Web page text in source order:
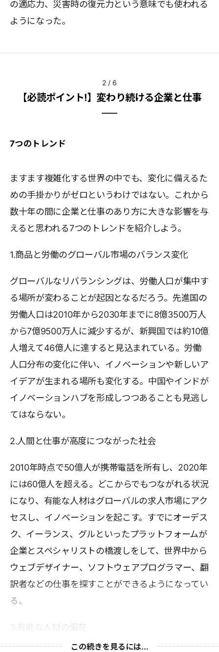
の適応力、災害時の復元力という意味でも使われる
ようになった。
2 / 6
【必読ポイント!】変わり続ける企業と仕事
7つのトレンド
ますます複雑化する世界の中でも、変化に備えるた
めの手掛かりがゼロというわけではない。これから
数十年の間に企業と仕事のあり方に大きな影響を与
えると思われる7つのトレンドを紹介しよう。
1.商品と労働のグローバル市場のバランス変化
グローバルなリバランシングは、労働人口が集中す
る場所が変わることが起因となるだろう。先進国の
労働人口は2010年から2030年までに8億3500万人
から7億9500万人に減少するが、新興国では約10億
人増えて46億人に達すると見込まれている。労働
人口分布の変化に伴い、イノベーションや新しいア
イデアが生まれる場所も変化する。中国やインドが
イノベーションハブを形成しつつあることも見逃し
てはならない。
2.人間と仕事が高度につながった社会
2010年時点で50億人が携帯電話を所有し、2020年
には60億人を超える。どこからでもつながれる状況
になり、有能な人材はグローバルの求人市場にアク
セスし、イノベーションを起こす。すでにオーデス
ク、イーランス、グルといったプラットフォームが
企業とスペシャリストの橋渡しをして、世界中から
ウェブデザイナー、ソフトウェアプログラマー、翻
訳者などの仕事を探すことができるようになってい
る。
3.有能な人材の偏在
この続きを見るには...